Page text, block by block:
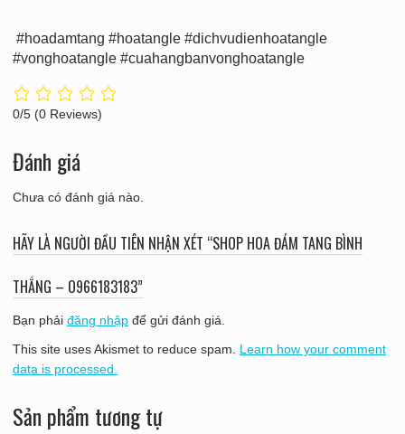
#hoadamtang #hoatangle #dichvudienhoatangle
#vonghoatangle #cuahangbanvonghoatangle
0/5 (0 Reviews)
Đánh giá
Chưa có đánh giá nào.
HÃY LÀ NGƯỜI ĐẦU TIÊN NHẬN XÉT “SHOP HOA ĐÁM TANG BÌNH
THẮNG – O966183183”
Bạn phải đăng nhậpđể gửi đánh giá.
This site uses Akismet to reduce spam. Learn how your comment
data is processed.
Sản phẩm tương tự